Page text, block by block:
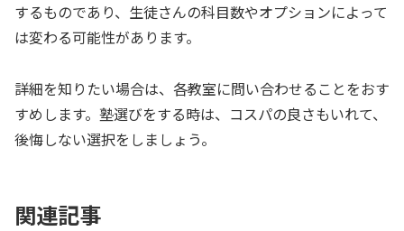
するものであり、生徒さんの科目数やオプションによって
は変わる可能性があります。
詳細を知りたい場合は、各教室に問い合わせることをおす
すめします。塾選びをする時は、コスパの良さもいれて、
後悔しない選択をしましょう。
関連記事